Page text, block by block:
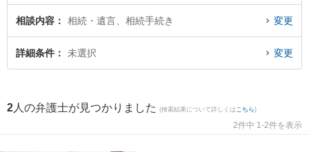
したい』『初回相談無料で相続手続きを法律相談できる田辺市内の弁護士に相
談予約したい』などでお困りの相談者さんにおすすめです。
相談内容 相続・遺言、相続手続き 変更
詳細条件 未選択 変更
2 人の弁護士が見つかりました (検索結果について詳しくは こちら)
2件中 1-2件を表示